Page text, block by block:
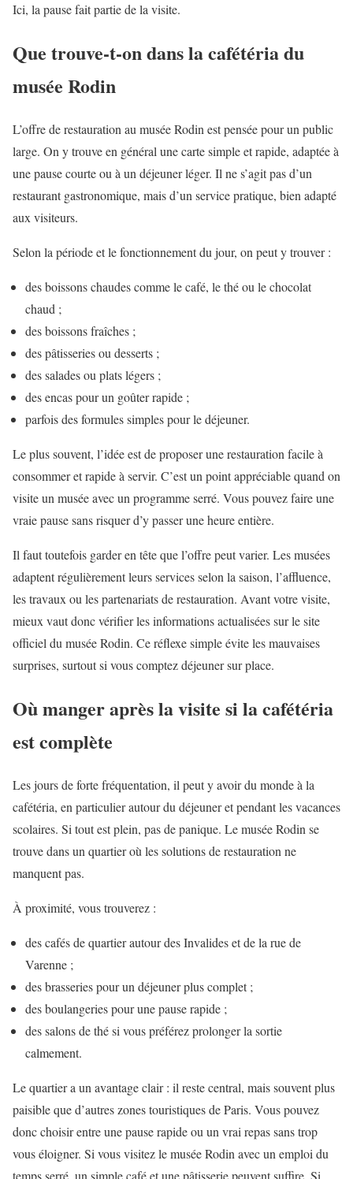
Ici, la pause fait partie de la visite.
Que trouve-t-on dans la cafétéria du
musée Rodin
L’offre de restauration au musée Rodin est pensée pour un public
large. On y trouve en général une carte simple et rapide, adaptée à
une pause courte ou à un déjeuner léger. Il ne s’agit pas d’un
restaurant gastronomique, mais d’un service pratique, bien adapté
aux visiteurs.
Selon la période et le fonctionnement du jour, on peut y trouver :
des boissons chaudes comme le café, le thé ou le chocolat
chaud ;
des boissons fraîches ;
des pâtisseries ou desserts ;
des salades ou plats légers ;
des encas pour un goûter rapide ;
parfois des formules simples pour le déjeuner.
Le plus souvent, l’idée est de proposer une restauration facile à
consommer et rapide à servir. C’est un point appréciable quand on
visite un musée avec un programme serré. Vous pouvez faire une
vraie pause sans risquer d’y passer une heure entière.
Il faut toutefois garder en tête que l’offre peut varier. Les musées
adaptent régulièrement leurs services selon la saison, l’affluence,
les travaux ou les partenariats de restauration. Avant votre visite,
mieux vaut donc vérifier les informations actualisées sur le site
officiel du musée Rodin. Ce réflexe simple évite les mauvaises
surprises, surtout si vous comptez déjeuner sur place.
Où manger après la visite si la cafétéria
est complète
Les jours de forte fréquentation, il peut y avoir du monde à la
cafétéria, en particulier autour du déjeuner et pendant les vacances
scolaires. Si tout est plein, pas de panique. Le musée Rodin se
trouve dans un quartier où les solutions de restauration ne
manquent pas.
À proximité, vous trouverez :
des cafés de quartier autour des Invalides et de la rue de
Varenne ;
des brasseries pour un déjeuner plus complet ;
des boulangeries pour une pause rapide ;
des salons de thé si vous préférez prolonger la sortie
calmement.
Le quartier a un avantage clair : il reste central, mais souvent plus
paisible que d’autres zones touristiques de Paris. Vous pouvez
donc choisir entre une pause rapide ou un vrai repas sans trop
vous éloigner. Si vous visitez le musée Rodin avec un emploi du
temps serré, un simple café et une pâtisserie peuvent suffire. Si